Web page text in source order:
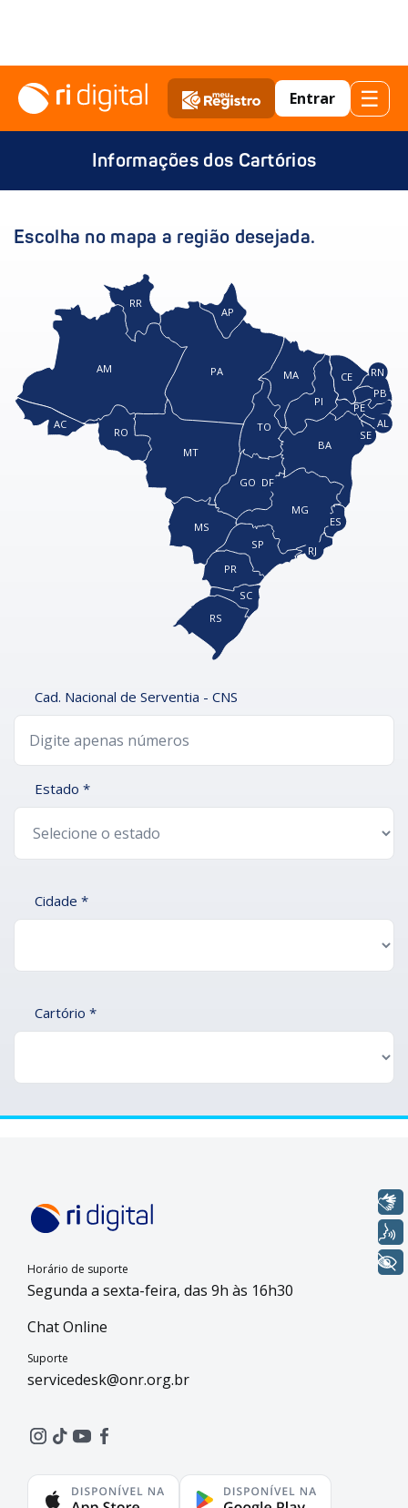
Entrar ☰
Informações dos Cartórios
Escolha no mapa a região desejada.
TO
BA
SE
PE
AL
RN
CE
PI
MA
AP
PA
RR
AM
AC
RO
MT
MS
GO
PR
SC
RS
SP
MG
RJ
ES
DF
PB
Cad. Nacional de Serventia - CNS
Estado *
Cidade *
Cartório *
Horário de suporte
Segunda a sexta-feira, das 9h às 16h30
Chat Online
Suporte
servicedesk@onr.org.br